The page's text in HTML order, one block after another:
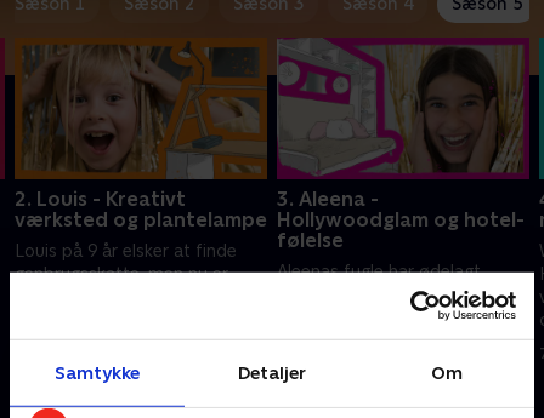
Samtykke Detaljer Om
2. Louis - Kreativt
værksted og plantelampe
Louis på 9 år elsker at finde
genbrugsskatte, men nu er
Lambang få Louis' drømme til
at gå i opfyldelse?
3. Aleena -
Hollywoodglam og hotel-
følelse
Aleenas fugle har ødelagt
hendes værelse, men nu er
fuglene væk. Så Astrid og
Lambang redder hendes
værelse og skaber et lækkert
rum til en stilbevidst 13-årig.
7. februar 2026 • 24 min